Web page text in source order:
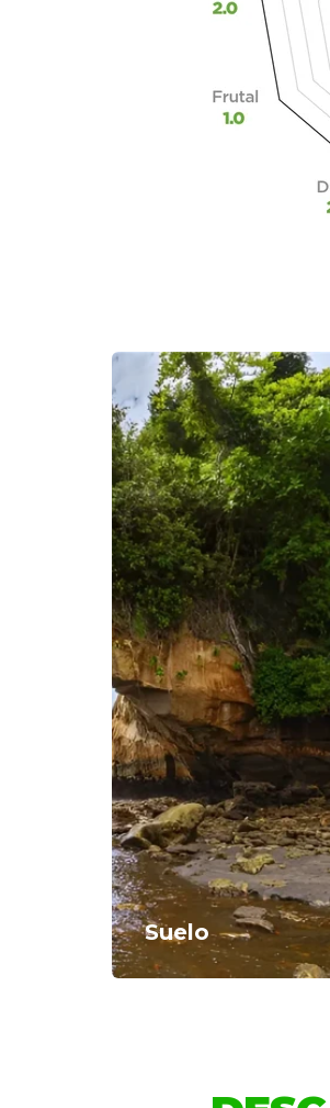
Suelo